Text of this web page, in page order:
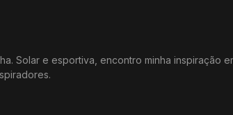
Solar e esportiva, encontro minha inspiração